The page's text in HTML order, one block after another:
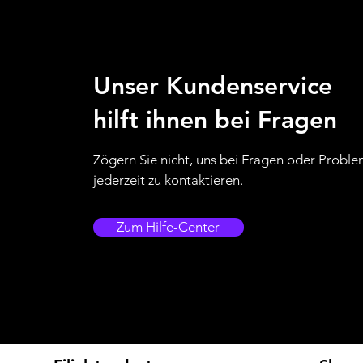
Unser Kundenservice
hilft ihnen bei Fragen
Zögern Sie nicht, uns bei Fragen oder
jederzeit zu kontaktieren.
Zum Hilfe-Center